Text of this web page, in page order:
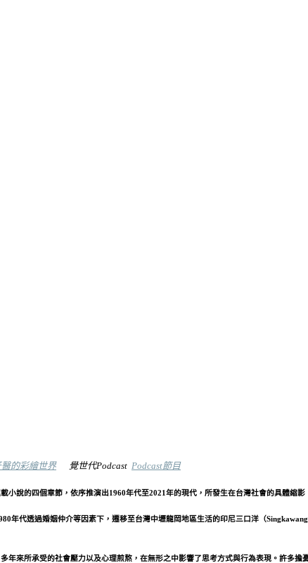
醫的彩繪世界覺世代Podcast Podcast節目
小說的四個章節，依序推演出1960年代至2021年的現代，所發生在台灣社會的具體縮影
年代透過婚姻仲介等因素下，遷移至台灣中壢龍岡地區生活的印尼三口洋（
年來所承受的社會壓力以及心理煎熬，在無形之中影響了思考方式與行為表現。許多擔